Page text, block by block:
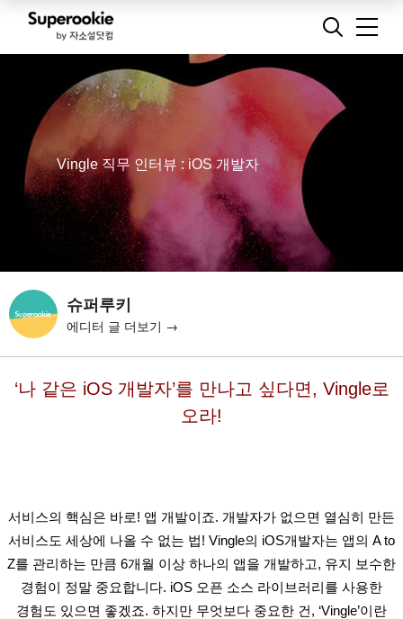
Vingle 직무 인터뷰 : iOS 개발자
슈퍼루키
에디터 글 더보기 →
‘나 같은 iOS 개발자’를 만나고 싶다면, Vingle로
오라!
서비스의 핵심은 바로! 앱 개발이죠. 개발자가 없으면 열심히 만든
서비스도 세상에 나올 수 없는 법! Vingle의 iOS개발자는 앱의 A to
Z를 관리하는 만큼 6개월 이상 하나의 앱을 개발하고, 유지 보수한
경험이 정말 중요합니다. iOS 오픈 소스 라이브러리를 사용한
경험도 있으면 좋겠죠. 하지만 무엇보다 중요한 건, ‘Vingle’이란